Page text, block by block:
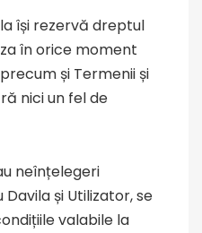
își rezervă dreptul
în orice moment
și Termenii și
nici un fel de
neînțelegeri
și Utilizator, se
valabile la